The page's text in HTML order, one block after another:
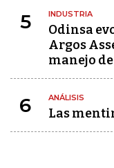
5 INDUSTRIA
Odinsa
Argos
manejo
6 ANÁLISIS
Las